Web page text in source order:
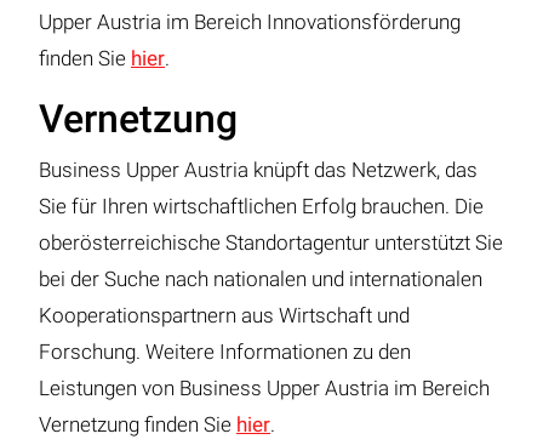
Upper Austria im Bereich Innovationsförderung
finden Sie hier.
Vernetzung
Business Upper Austria knüpft das Netzwerk, das
Sie für Ihren wirtschaftlichen Erfolg brauchen. Die
oberösterreichische Standortagentur unterstützt Sie
bei der Suche nach nationalen und internationalen
Kooperationspartnern aus Wirtschaft und
Forschung. Weitere Informationen zu den
Leistungen von Business Upper Austria im Bereich
Vernetzung finden Sie hier.